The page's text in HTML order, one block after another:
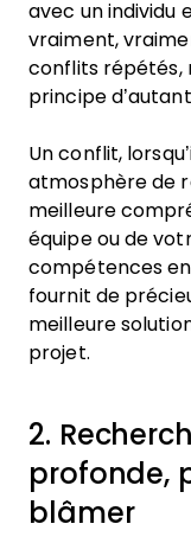
avec un individu
vraiment,
conflits répétés,
principe
Un conflit,
atmosphère de
meilleure
équipe ou de
compétences
fournit de
meilleure
projet.
2.
profonde,
blâmer